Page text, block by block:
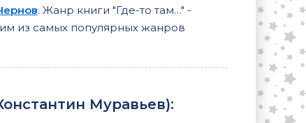
. Жанр книги "Где-то там…" -
из самых популярных жанров
Муравьев):